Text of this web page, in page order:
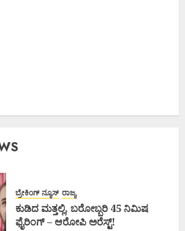
ಬ್ರೇಕಿಂಗ್ ನ್ಯೂಸ್ ರಾಜ್ಯ
ಕುಡಿದ ಮತ್ತಲ್ಲಿ, ಬರೋಬ್ಬರಿ 45 ನಿಮಿಷ
ಫೈರಿಂಗ್ – ಆರೋಪಿ ಅರೆಸ್ಟ್!